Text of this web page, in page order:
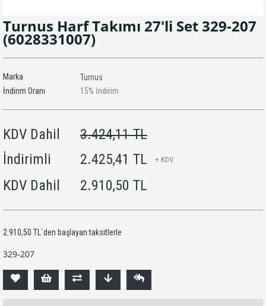
Turnus Harf Takımı 27'li Set 329-207
(6028331007)
Marka
Turnus
İndirim Oranı
%
15 İndirim
KDV Dahil
3.424,11 TL
İndirimli
2.425,41 TL + KDV
KDV Dahil 2.910,50 TL
2.910,50 TL `den başlayan taksitlerle
329-207